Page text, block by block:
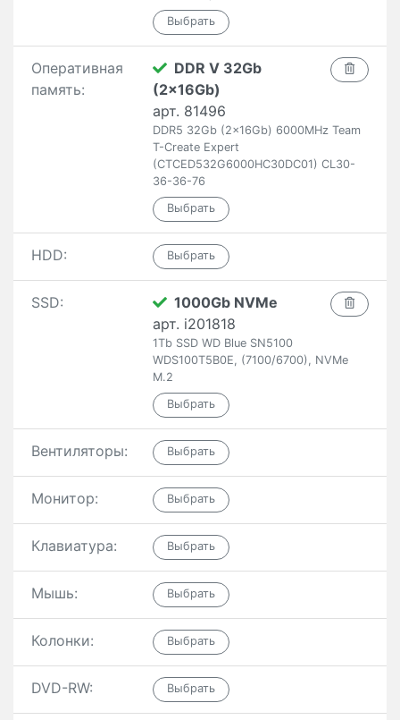
Оперативная
память:
DDR V 32Gb
(2x16Gb)
арт. 81496
DDR5 32Gb (2x16Gb) 6000MHz Team
T-Create Expert
(CTCED532G6000HC30DC01) CL30-
36-36-76
HDD:
SSD:
1000Gb NVMe
арт. i201818
1Tb SSD WD Blue SN5100
WDS100T5B0E, (7100/6700), NVMe
M.2
Вентиляторы:
Монитор:
Клавиатура:
Мышь:
Колонки:
DVD-RW: